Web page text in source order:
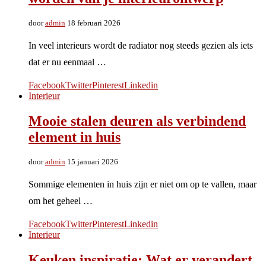
dooradmin 18 februari 2026
In veel interieurs wordt de radiator nog steeds gezien als iets
dat er nu eenmaal …
FacebookTwitterPinterestLinkedin
Interieur
Mooie stalen deuren als verbindend
element in huis
dooradmin 15 januari 2026
Sommige elementen in huis zijn er niet om op te vallen, maar
om het geheel …
FacebookTwitterPinterestLinkedin
Interieur